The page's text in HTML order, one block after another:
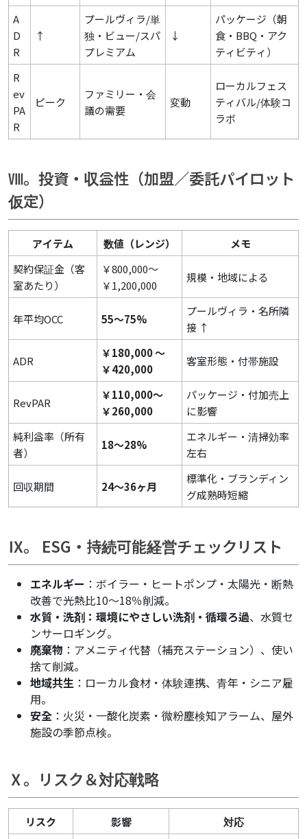
A
D
R
↑
プールヴィラ/単
独・ビュー/スパ
プレミアム
↓
パッケージ（朝
食・BBQ・アク
ティビティ）
R
ev
PA
R
ピーク
ファミリー・会
議の需要
変動
ローカルフェス
ティバル/体験コ
ラボ
Ⅷ。投資・収益性（加盟／委託パイロット
仮定）
アイテム 数値（レンジ）
メモ
契約保証金（客
室あたり）
￥800,000～
￥1,200,000
規模・地域による
年平均OCC 55～75%
プールヴィラ・名所隣
接 ↑
ADR
￥180,000 ～
￥420,000
客室形態・付帯施設
RevPAR
￥110,000～
￥260,000
パッケージ・付加売上
に影響
純利益率（所有
者）
18～28%
エネルギー・清掃効率
左右
回収期間 24～36ヶ月
標準化・ブランディン
グ成熟時短縮
Ⅸ。 ESG・持続可能経営チェックリスト
エネルギー ：ボイラー・ヒートポンプ・太陽光・断熱
改善で光熱比10～18％削減。
水質・洗剤：環境にやさしい洗剤・循環ろ過、水質セ
ンサーロギング。
廃棄物 ：アメニティ代替（補充ステーション）、使い
捨て削減。
地域共生 ：ローカル食材・体験連携、青年・シニア雇
用。
安全 ：火災・一酸化炭素・微粉塵検知アラーム、屋外
施設の季節点検。
Ⅹ。リスク＆対応戦略
リスク 影響
対応